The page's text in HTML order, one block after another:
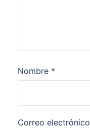
Nombre *
Correo electrónico